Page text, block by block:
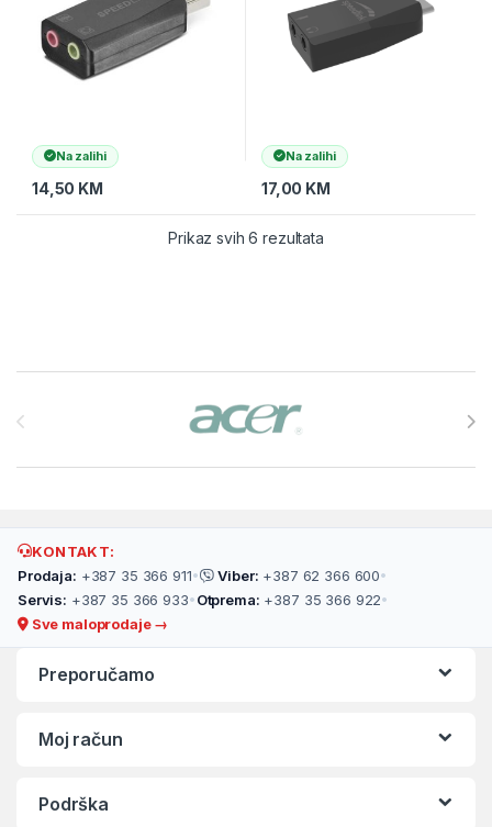
Na zalihi
14,50 KM
Na zalihi
17,00 KM
Prikaz svih 6 rezultata
KONTAKT:
Prodaja: +387 35 366 911• Viber: +387 62 366 600•
Servis: +387 35 366 933• Otprema: +387 35 366 922•
Sve maloprodaje →
Preporučamo
Moj račun
Podrška